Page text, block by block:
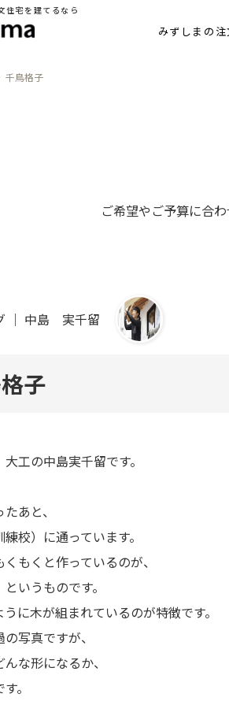
住宅を建てるなら
みずしまの
家づ
千鳥格子
ご希望やご予算に合
｜ 中島 実千留
子
工の中島実千留です。
あと、
校）に通っています。
もくと作っているのが、
というものです。
に木が組まれているのが特徴です。
写真ですが、
な形になるか、
。